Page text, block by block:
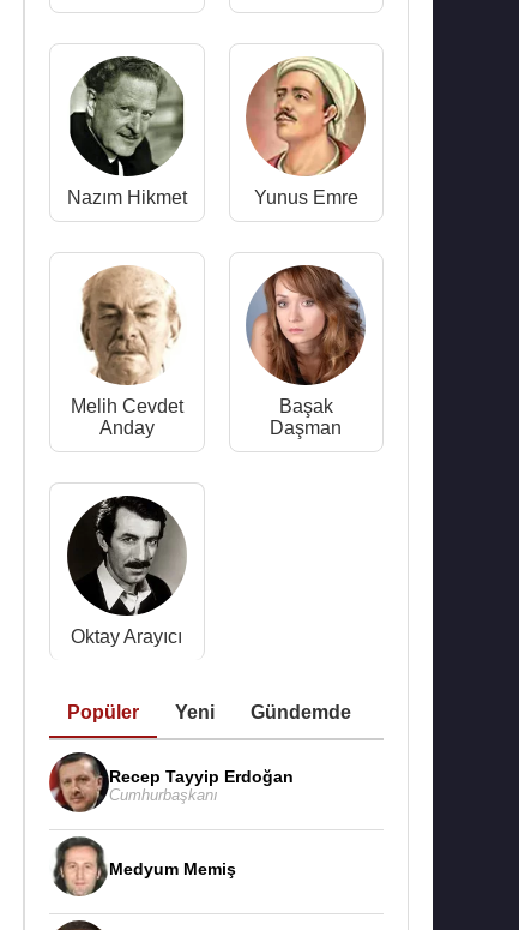
Nazım Hikmet Yunus Emre
Melih Cevdet
Anday
Başak
Daşman
Oktay Arayıcı
Popüler Yeni Gündemde
Recep Tayyip Erdoğan
Cumhurbaşkanı
Medyum Memiş